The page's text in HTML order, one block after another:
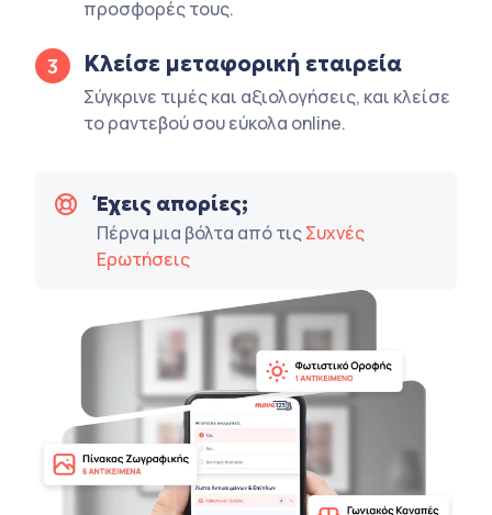
προσφορές τους.
3 Κλείσε μεταφορική εταιρεία
Σύγκρινε τιμές και αξιολογήσεις, και κλείσε
το ραντεβού σου εύκολα online.
Έχεις απορίες;
Πέρνα μια βόλτα από τιςΣυχνές
Ερωτήσεις